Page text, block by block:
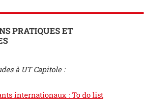
PRATIQUES ET
à UT Capitole :
internationaux : To do list